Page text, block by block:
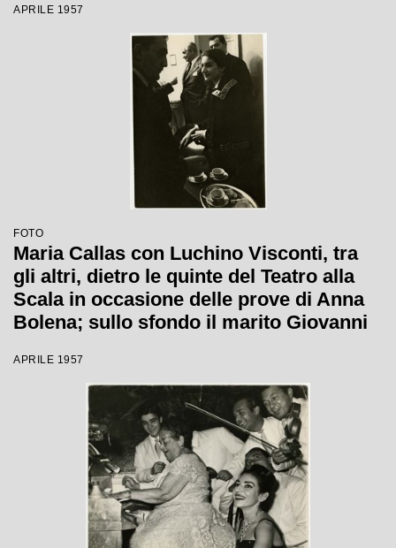
APRILE 1957
FOTO
Maria Callas con Luchino Visconti, tra
gli altri, dietro le quinte del Teatro alla
Scala in occasione delle prove di Anna
Bolena; sullo sfondo il marito Giovanni
APRILE 1957